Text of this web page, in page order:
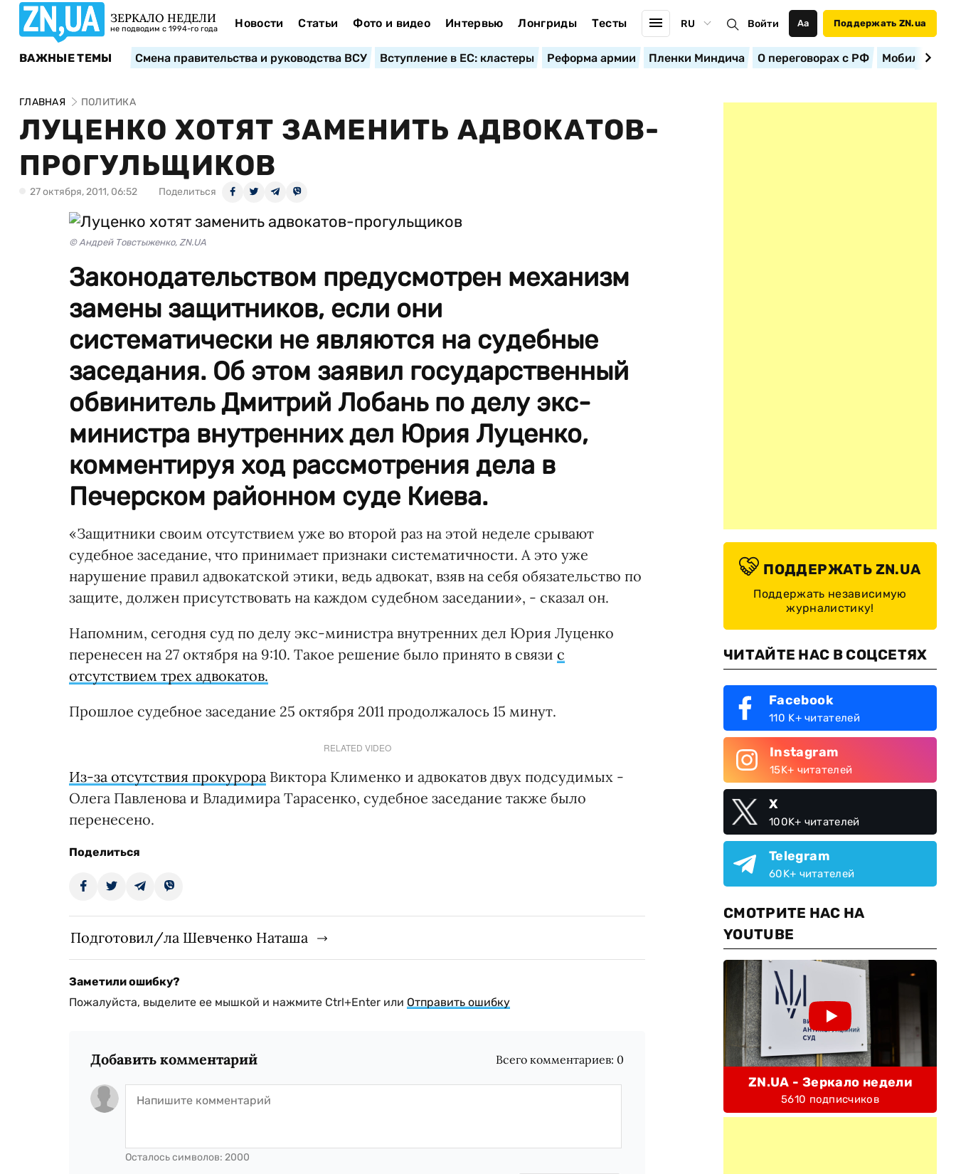
ЗЕРКАЛО НЕДЕЛИ
не подводим с 1994-го года Новости Статьи Фото и видео Интервью Лонгриды Тесты RU Войти Аа Поддержать ZN.ua
ВАЖНЫЕ ТЕМЫ Смена правительства и руководства ВСУ Вступление в ЕС: кластеры Реформа армии Пленки Миндича О переговорах с РФ
ГЛАВНАЯ ПОЛИТИКА
ЛУЦЕНКО ХОТЯТ ЗАМЕНИТЬ АДВОКАТОВ-
ПРОГУЛЬЩИКОВ
27 октября, 2011, 06:52 Поделиться
© Андрей Товстыженко, ZN.UA
Законодательством предусмотрен механизм
замены защитников, если они
систематически не являются на судебные
заседания. Об этом заявил государственный
обвинитель Дмитрий Лобань по делу экс-
министра внутренних дел Юрия Луценко,
комментируя ход рассмотрения дела в
Печерском районном суде Киева.
«Защитники своим отсутствием уже во второй раз на этой неделе срывают
судебное заседание, что принимает признаки систематичности. А это уже
нарушение правил адвокатской этики, ведь адвокат, взяв на себя обязательство по
защите, должен присутствовать на каждом судебном заседании», - сказал он.
Напомним, сегодня суд по делу экс-министра внутренних дел Юрия Луценко
перенесен на 27 октября на 9:10. Такое решение было принято в связи с
отсутствием трех адвокатов.
Прошлое судебное заседание 25 октября 2011 продолжалось 15 минут.
RELATED VIDEO
Из-за отсутствия прокурора Виктора Клименко и адвокатов двух подсудимых -
Олега Павленова и Владимира Тарасенко, судебное заседание также было
перенесено.
Поделиться
Подготовил/ла Шевченко Наташа
Заметили ошибку?
Пожалуйста, выделите ее мышкой и нажмите Ctrl+Enter или Отправить ошибку
Добавить комментарий Всего комментариев: 0
Осталось символов: 2000
ПОДДЕРЖАТЬ ZN.UA
Поддержать независимую
журналистику!
ЧИТАЙТЕ НАС В СОЦСЕТЯХ
Facebook
110 K+ читателей
Instagram
15K+ читателей
X
100K+ читателей
Telegram
60K+ читателей
СМОТРИТЕ НАС НА
YOUTUBE
ZN.UA - Зеркало недели
5610 подписчиков